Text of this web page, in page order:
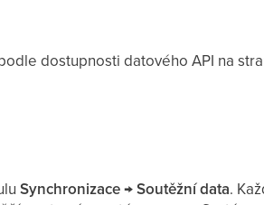
dostupnosti datového API na
Synchronizace → Soutěžní data.